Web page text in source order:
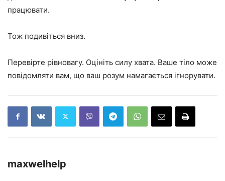
працювати.
Тож подивіться вниз.
Перевірте рівновагу. Оцініть силу хвата. Ваше тіло може
повідомляти вам, що ваш розум намагається ігнорувати.
maxwelhelp